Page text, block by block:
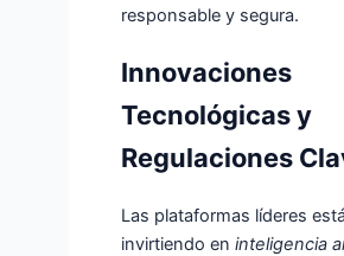
responsable y segura.
Innovaciones
Tecnológicas y
Regulaciones
Las plataformas líderes
invirtiendo eninteligencia